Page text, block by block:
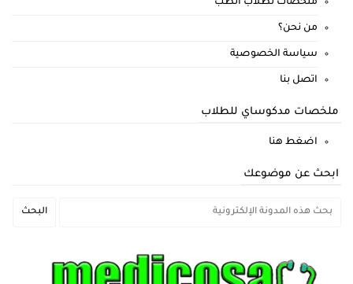
من نحن؟
سياسة الخصوصية
اتصل بنا
ملخصات مدكوساي للطلاب
اضغط هنا
ابحث عن موضوعك